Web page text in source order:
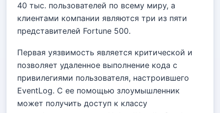
40 тыс. пользователей по всему миру, а
клиентами компании являются три из пяти
представителей Fortune 500.
Первая уязвимость является критической и
позволяет удаленное выполнение кода с
привилегиями пользователя, настроившего
EventLog. С ее помощью злоумышленник
может получить доступ к классу